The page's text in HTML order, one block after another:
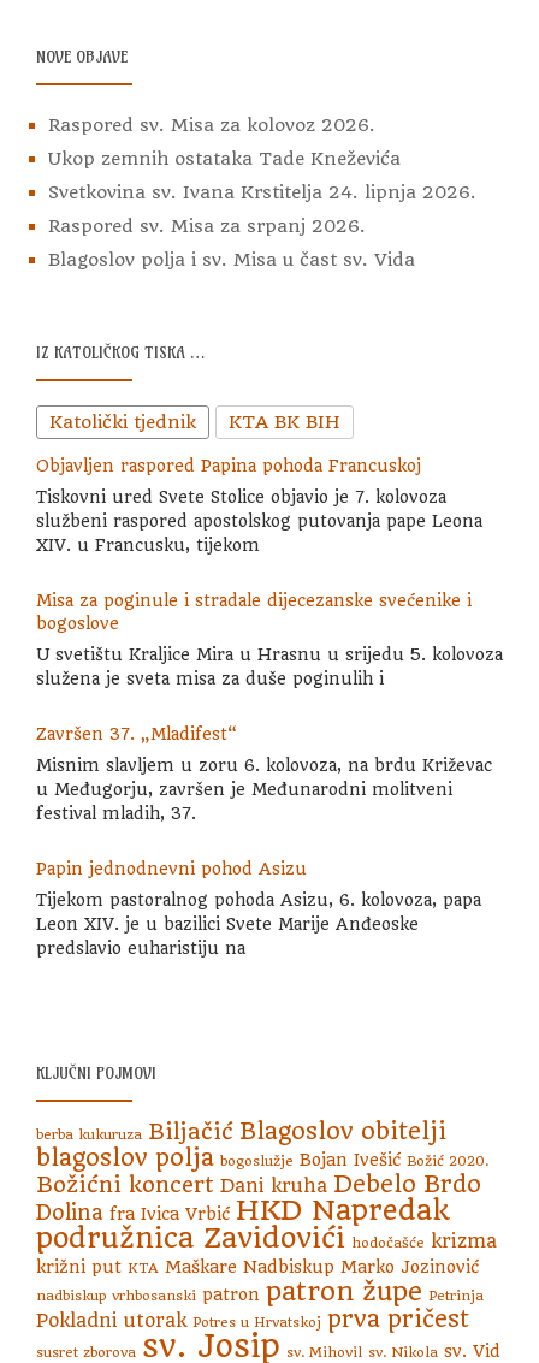
NOVE OBJAVE
Raspored sv. Misa za kolovoz 2026.
Ukop zemnih ostataka Tade Kneževića
Svetkovina sv. Ivana Krstitelja 24. lipnja 2026.
Raspored sv. Misa za srpanj 2026.
Blagoslov polja i sv. Misa u čast sv. Vida
IZ KATOLIČKOG TISKA …
Katolički tjednik KTA BK BIH
Objavljen raspored Papina pohoda Francuskoj
Tiskovni ured Svete Stolice objavio je 7. kolovoza
službeni raspored apostolskog putovanja pape Leona
XIV. u Francusku, tijekom
Misa za poginule i stradale dijecezanske svećenike i
bogoslove
U svetištu Kraljice Mira u Hrasnu u srijedu 5. kolovoza
služena je sveta misa za duše poginulih i
Završen 37. „Mladifest“
Misnim slavljem u zoru 6. kolovoza, na brdu Križevac
u Međugorju, završen je Međunarodni molitveni
festival mladih, 37.
Papin jednodnevni pohod Asizu
Tijekom pastoralnog pohoda Asizu, 6. kolovoza, papa
Leon XIV. je u bazilici Svete Marije Anđeoske
predslavio euharistiju na
KLJUČNI POJMOVI
berba kukuruza Biljačić Blagoslov obitelji
blagoslov polja bogoslužje Bojan Ivešić Božić 2020.
Božićni koncert Dani kruha Debelo Brdo
Dolina fra Ivica Vrbić HKD Napredak
podružnica Zavidovići hodočašće krizma
križni put KTA Maškare Nadbiskup Marko Jozinović
nadbiskup vrhbosanski patron patron župe Petrinja
Pokladni utorak Potres u Hrvatskoj prva pričest
susret zborova sv. Josip sv. Mihovil sv. Nikola sv. Vid